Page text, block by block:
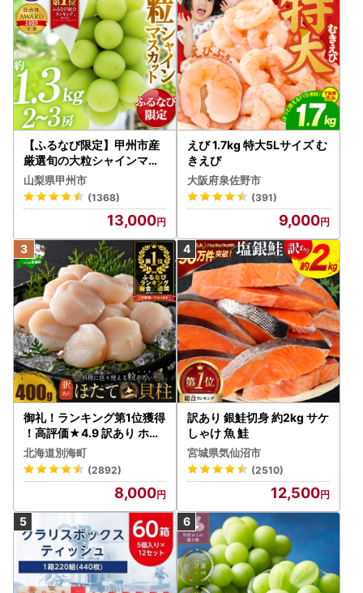
【ふるなび限定】甲州市産
厳選旬の大粒シャインマス
カット 約1.3kg 2～3房【2
026年発送】（MG）B12-
472 FN-Limited-VO シャ
インマスカット フルーツ
山梨県甲州市
(1368)
13,000
えび 1.7kg 特大5Lサイズ む
きえび
大阪府泉佐野市
(391)
9,000
御礼！ランキング第1位獲得
！高評価★4.9 訳あり ホタ
テ 400g（ほたて 帆立 貝柱
冷凍 ）
北海道別海町
(2892)
8,000
訳あり 銀鮭切身 約2kg サケ
しゃけ 魚 鮭
宮城県気仙沼市
(2510)
12,500